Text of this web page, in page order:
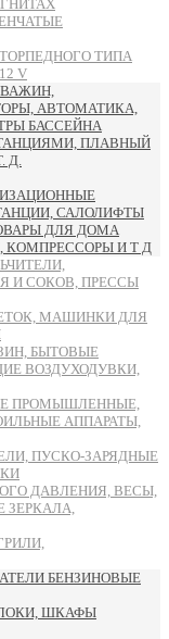
ТИПА
V
АВТОМАТИКА,
БАССЕЙНА
ПЛАВНЫЙ
Д.
САЛОЛИФТЫ
ДЛЯ ДОМА
КОМПРЕССОРЫ И Т Д
И СОКОВ, ПРЕССЫ
МАШИНКИ ДЛЯ
БЫТОВЫЕ
ВОЗДУХОДУВКИ,
ПРОМЫШЛЕННЫЕ,
АППАРАТЫ,
ПУСКО-ЗАРЯДНЫЕ
ДАВЛЕНИЯ, ВЕСЫ,
БЕНЗИНОВЫЕ
ШКАФЫ